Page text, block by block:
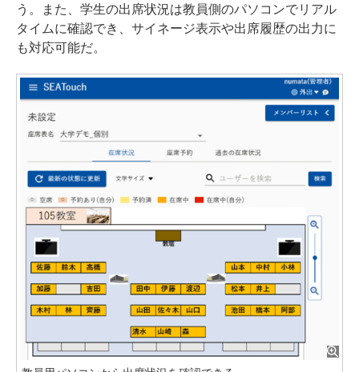
う。また、学生の出席状況は教員側のパソコンでリアル
タイムに確認でき、サイネージ表示や出席履歴の出力に
も対応可能だ。